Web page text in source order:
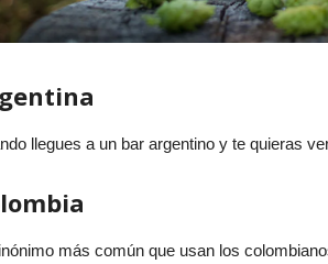
llegues a un bar argentino y te quieras
más común que usan los